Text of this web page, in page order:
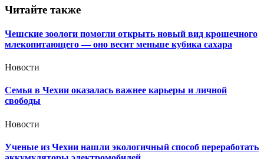
Читайте также
Чешские зоологи помогли открыть новый вид крошечного
млекопитающего — оно весит меньше кубика сахара
Новости
Семья в Чехии оказалась важнее карьеры и личной
свободы
Новости
Ученые из Чехии нашли экологичный способ переработать